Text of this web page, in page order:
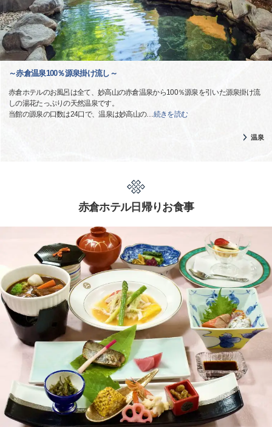
～赤倉温泉100％源泉掛け流し～
赤倉ホテルのお風呂は全て、妙高山の赤倉温泉から100％源泉を引いた源泉掛け流
しの湯花たっぷりの天然温泉です。
当館の源泉の口数は24口で、温泉は妙高山の…続きを読む
温泉
赤倉ホテル日帰りお食事